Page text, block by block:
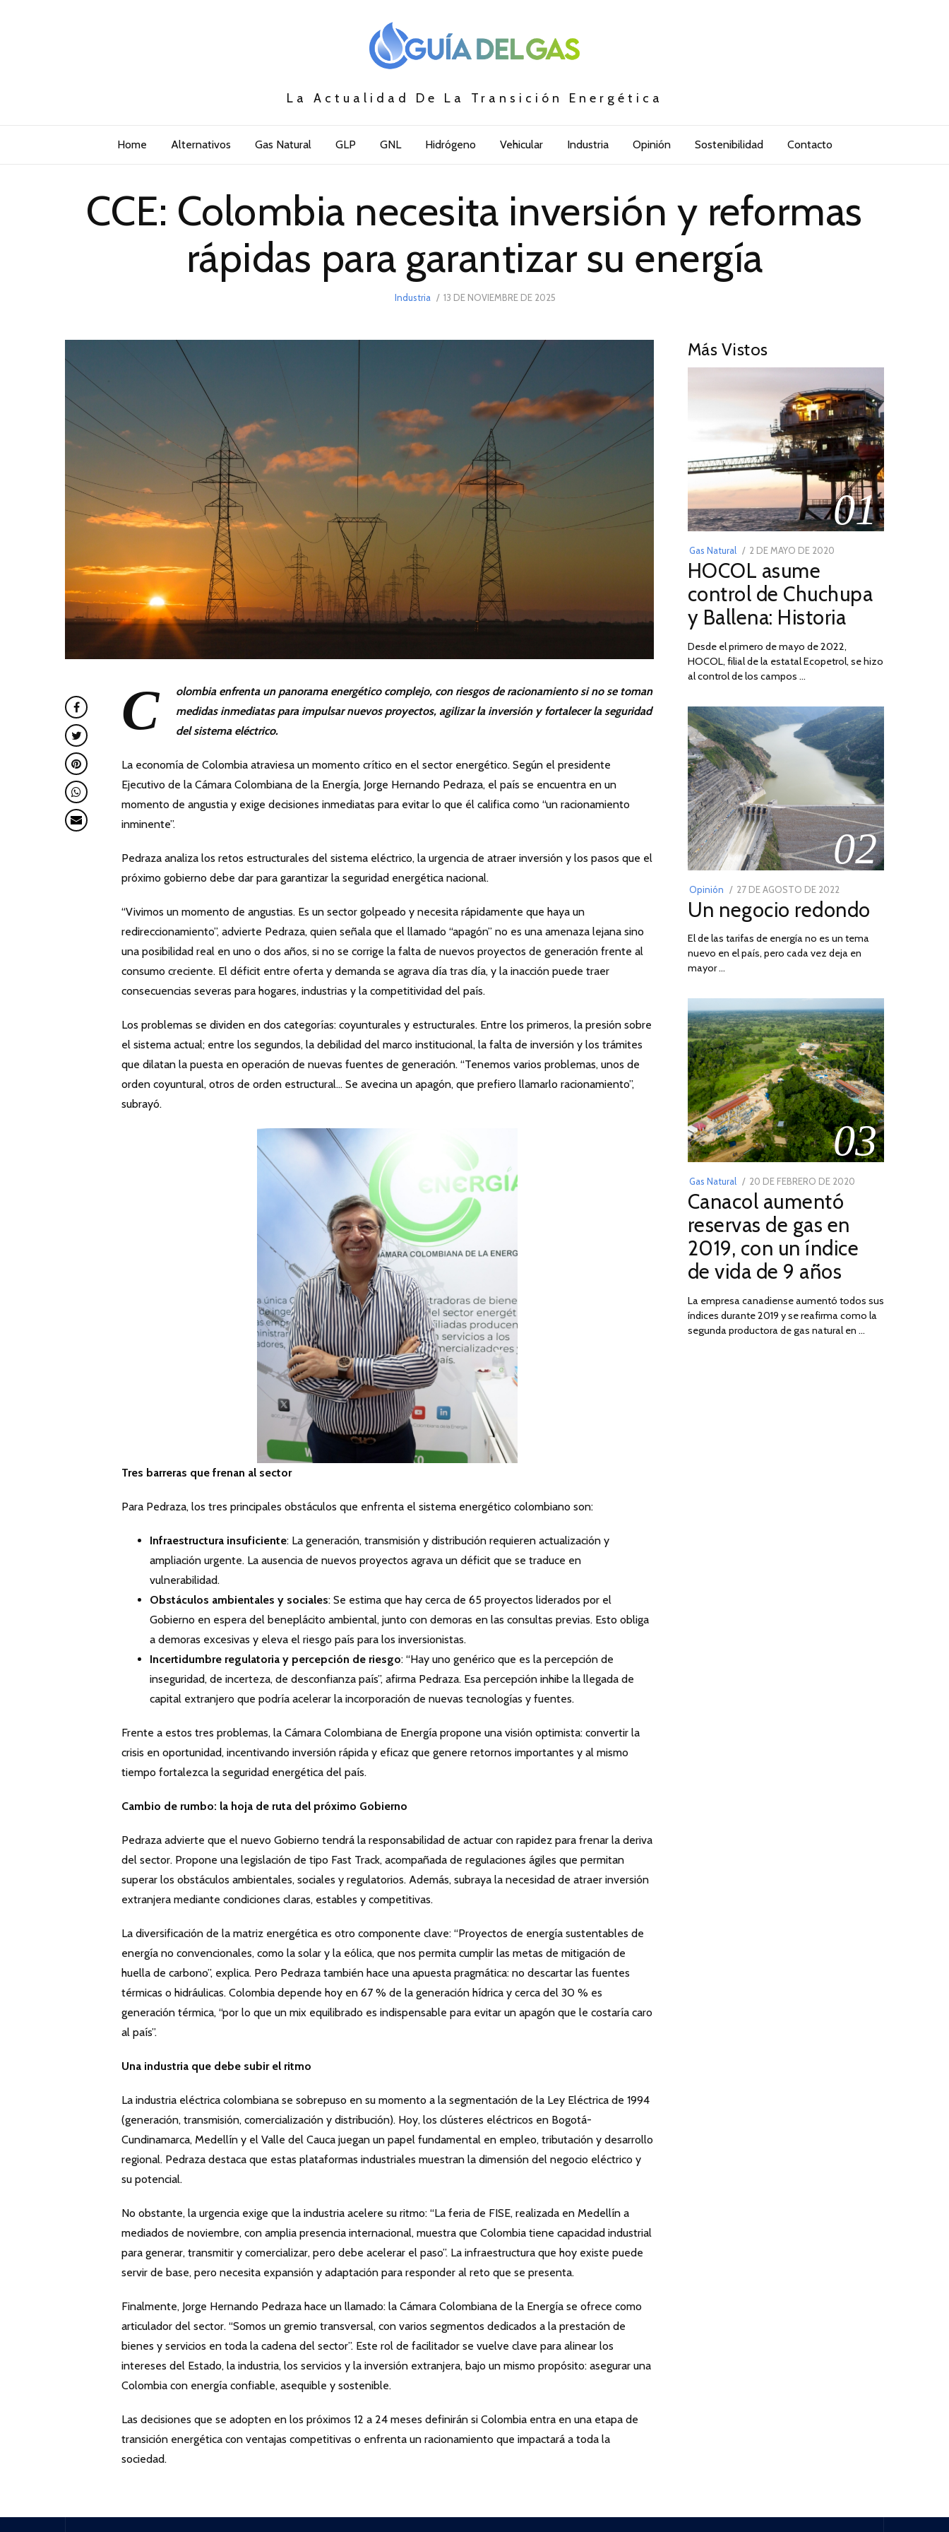
La Actualidad De La Transición Energética
Home Alternativos Gas Natural GLP GNL Hidrógeno Vehicular Industria Opinión Sostenibilidad Contacto
CCE: Colombia necesita inversión y reformas
rápidas para garantizar su energía
Industria
POSTED
13 DE NOVIEMBRE DE 2025
C
olombia enfrenta un panorama energético complejo, con riesgos de racionamiento si no se toman
medidas inmediatas para impulsar nuevos proyectos, agilizar la inversión y fortalecer la seguridad
del sistema eléctrico.
La economía de Colombia atraviesa un momento crítico en el sector energético. Según el presidente
Ejecutivo de la Cámara Colombiana de la Energía, Jorge Hernando Pedraza, el país se encuentra en un
momento de angustia y exige decisiones inmediatas para evitar lo que él califica como “un racionamiento
inminente”.
Pedraza analiza los retos estructurales del sistema eléctrico, la urgencia de atraer inversión y los pasos que el
próximo gobierno debe dar para garantizar la seguridad energética nacional.
“Vivimos un momento de angustias. Es un sector golpeado y necesita rápidamente que haya un
redireccionamiento”, advierte Pedraza, quien señala que el llamado “apagón” no es una amenaza lejana sino
una posibilidad real en uno o dos años, si no se corrige la falta de nuevos proyectos de generación frente al
consumo creciente. El déficit entre oferta y demanda se agrava día tras día, y la inacción puede traer
consecuencias severas para hogares, industrias y la competitividad del país.
Los problemas se dividen en dos categorías: coyunturales y estructurales. Entre los primeros, la presión sobre
el sistema actual; entre los segundos, la debilidad del marco institucional, la falta de inversión y los trámites
que dilatan la puesta en operación de nuevas fuentes de generación. “Tenemos varios problemas, unos de
orden coyuntural, otros de orden estructural… Se avecina un apagón, que prefiero llamarlo racionamiento”,
subrayó.
Tres barreras que frenan al sector
Para Pedraza, los tres principales obstáculos que enfrenta el sistema energético colombiano son:
Infraestructura insuficiente: La generación, transmisión y distribución requieren actualización y
ampliación urgente. La ausencia de nuevos proyectos agrava un déficit que se traduce en
vulnerabilidad.
Obstáculos ambientales y sociales: Se estima que hay cerca de 65 proyectos liderados por el
Gobierno en espera del beneplácito ambiental, junto con demoras en las consultas previas. Esto obliga
a demoras excesivas y eleva el riesgo país para los inversionistas.
Incertidumbre regulatoria y percepción de riesgo: “Hay uno genérico que es la percepción de
inseguridad, de incerteza, de desconfianza país”, afirma Pedraza. Esa percepción inhibe la llegada de
capital extranjero que podría acelerar la incorporación de nuevas tecnologías y fuentes.
Frente a estos tres problemas, la Cámara Colombiana de Energía propone una visión optimista: convertir la
crisis en oportunidad, incentivando inversión rápida y eficaz que genere retornos importantes y al mismo
tiempo fortalezca la seguridad energética del país.
Cambio de rumbo: la hoja de ruta del próximo Gobierno
Pedraza advierte que el nuevo Gobierno tendrá la responsabilidad de actuar con rapidez para frenar la deriva
del sector. Propone una legislación de tipo Fast Track, acompañada de regulaciones ágiles que permitan
superar los obstáculos ambientales, sociales y regulatorios. Además, subraya la necesidad de atraer inversión
extranjera mediante condiciones claras, estables y competitivas.
La diversificación de la matriz energética es otro componente clave: “Proyectos de energía sustentables de
energía no convencionales, como la solar y la eólica, que nos permita cumplir las metas de mitigación de
huella de carbono”, explica. Pero Pedraza también hace una apuesta pragmática: no descartar las fuentes
térmicas o hidráulicas. Colombia depende hoy en 67 % de la generación hídrica y cerca del 30 % es
generación térmica, “por lo que un mix equilibrado es indispensable para evitar un apagón que le costaría caro
al país”.
Una industria que debe subir el ritmo
La industria eléctrica colombiana se sobrepuso en su momento a la segmentación de la Ley Eléctrica de 1994
(generación, transmisión, comercialización y distribución). Hoy, los clústeres eléctricos en Bogotá-
Cundinamarca, Medellín y el Valle del Cauca juegan un papel fundamental en empleo, tributación y desarrollo
regional. Pedraza destaca que estas plataformas industriales muestran la dimensión del negocio eléctrico y
su potencial.
No obstante, la urgencia exige que la industria acelere su ritmo: “La feria de FISE, realizada en Medellín a
mediados de noviembre, con amplia presencia internacional, muestra que Colombia tiene capacidad industrial
para generar, transmitir y comercializar, pero debe acelerar el paso”. La infraestructura que hoy existe puede
servir de base, pero necesita expansión y adaptación para responder al reto que se presenta.
Finalmente, Jorge Hernando Pedraza hace un llamado: la Cámara Colombiana de la Energía se ofrece como
articulador del sector. “Somos un gremio transversal, con varios segmentos dedicados a la prestación de
bienes y servicios en toda la cadena del sector”. Este rol de facilitador se vuelve clave para alinear los
intereses del Estado, la industria, los servicios y la inversión extranjera, bajo un mismo propósito: asegurar una
Colombia con energía confiable, asequible y sostenible.
Las decisiones que se adopten en los próximos 12 a 24 meses definirán si Colombia entra en una etapa de
transición energética con ventajas competitivas o enfrenta un racionamiento que impactará a toda la
sociedad.
Más Vistos
01
Gas Natural
POSTED
ON
2 DE MAYO DE 2020
DE
2026
HOCOL asume
control de Chuchupa
y Ballena: Historia
Desde el primero de mayo de 2022,
HOCOL, filial de la estatal Ecopetrol, se hizo
al control de los campos …
02
Opinión
POSTED
ON
27 DE AGOSTO DE 2022
DE
DE
2022
Un negocio redondo
El de las tarifas de energía no es un tema
nuevo en el país, pero cada vez deja en
mayor …
03
Gas Natural
POSTED
ON
20 DE FEBRERO DE 2020
2025
Canacol aumentó
reservas de gas en
2019, con un índice
de vida de 9 años
La empresa canadiense aumentó todos sus
índices durante 2019 y se reafirma como la
segunda productora de gas natural en …